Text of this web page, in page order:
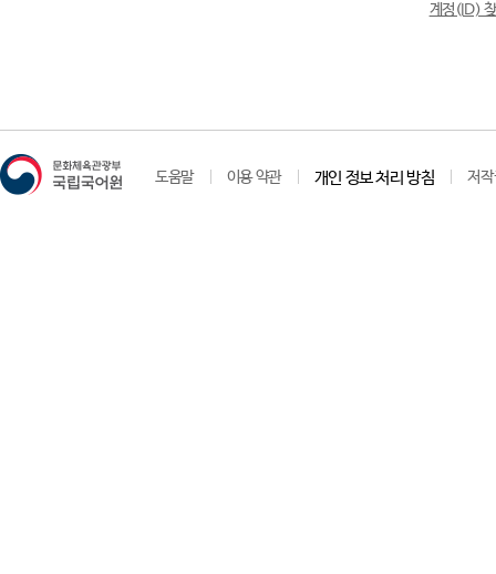
계정(ID)
도움말 이용 약관 개인 정보 처리 방침 저